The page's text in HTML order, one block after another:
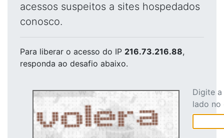
acessos suspeitos a sites hospedados
conosco.
Para liberar o acesso do IP 216.73.216.88,
responda ao desafio abaixo.
Digite
lado no